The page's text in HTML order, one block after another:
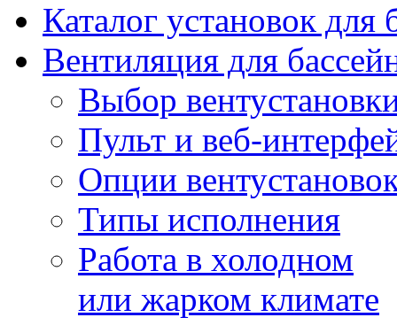
Каталог установок для
Вентиляция для
Выбор
Пульт и веб-
Опции
Типы исполнения
Работа в холодном
или жарком климате